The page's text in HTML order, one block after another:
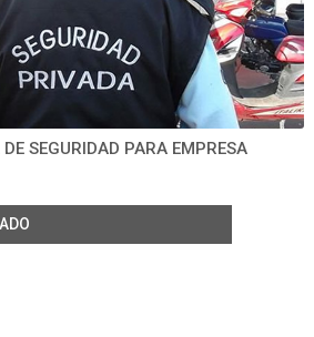
SEGURIDAD PARA EMPRESA